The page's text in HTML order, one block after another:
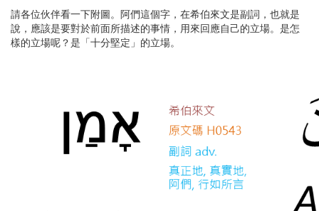
請各位伙伴看一下附圖。阿們這個字，在希伯來文是副詞，也就是
說，應該是要對於前面所描述的事情，用來回應自己的立場。是怎
樣的立場呢？是「十分堅定」的立場。